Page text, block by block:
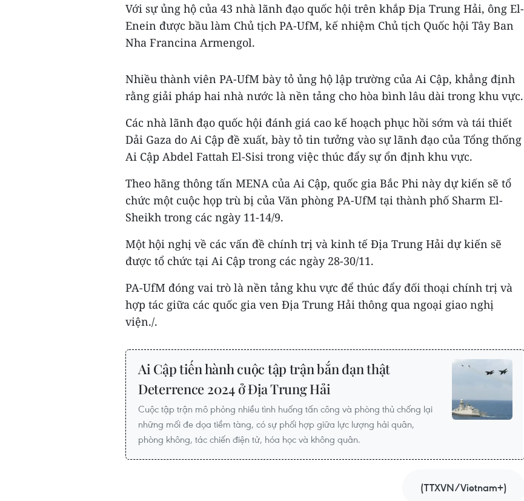
Với sự ủng hộ của 43 nhà lãnh đạo quốc hội trên khắp Địa Trung Hải, ông El-
Enein được bầu làm Chủ tịch PA-UfM, kế nhiệm Chủ tịch Quốc hội Tây Ban
Nha Francina Armengol.
Nhiều thành viên PA-UfM bày tỏ ủng hộ lập trường của Ai Cập, khẳng định
rằng giải pháp hai nhà nước là nền tảng cho hòa bình lâu dài trong khu vực.
Các nhà lãnh đạo quốc hội đánh giá cao kế hoạch phục hồi sớm và tái thiết
Dải Gaza do Ai Cập đề xuất, bày tỏ tin tưởng vào sự lãnh đạo của Tổng thống
Ai Cập Abdel Fattah El-Sisi trong việc thúc đẩy sự ổn định khu vực.
Theo hãng thông tấn MENA của Ai Cập, quốc gia Bắc Phi này dự kiến sẽ tổ
chức một cuộc họp trù bị của Văn phòng PA-UfM tại thành phố Sharm El-
Sheikh trong các ngày 11-14/9.
Một hội nghị về các vấn đề chính trị và kinh tế Địa Trung Hải dự kiến sẽ
được tổ chức tại Ai Cập trong các ngày 28-30/11.
PA-UfM đóng vai trò là nền tảng khu vực để thúc đẩy đối thoại chính trị và
hợp tác giữa các quốc gia ven Địa Trung Hải thông qua ngoại giao nghị
viện./.
Ai Cập tiến hành cuộc tập trận bắn đạn thật
Deterrence 2024 ở Địa Trung Hải
Cuộc tập trận mô phỏng nhiều tình huống tấn công và phòng thủ chống lại
những mối đe dọa tiềm tàng, có sự phối hợp giữa lực lượng hải quân,
phòng không, tác chiến điện tử, hóa học và không quân.
(TTXVN/Vietnam+)